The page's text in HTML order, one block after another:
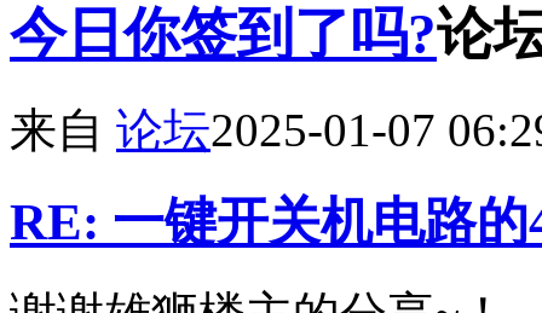
今日你签到了吗?论
来自 论坛2025-01-07
RE: 一键开关机电路